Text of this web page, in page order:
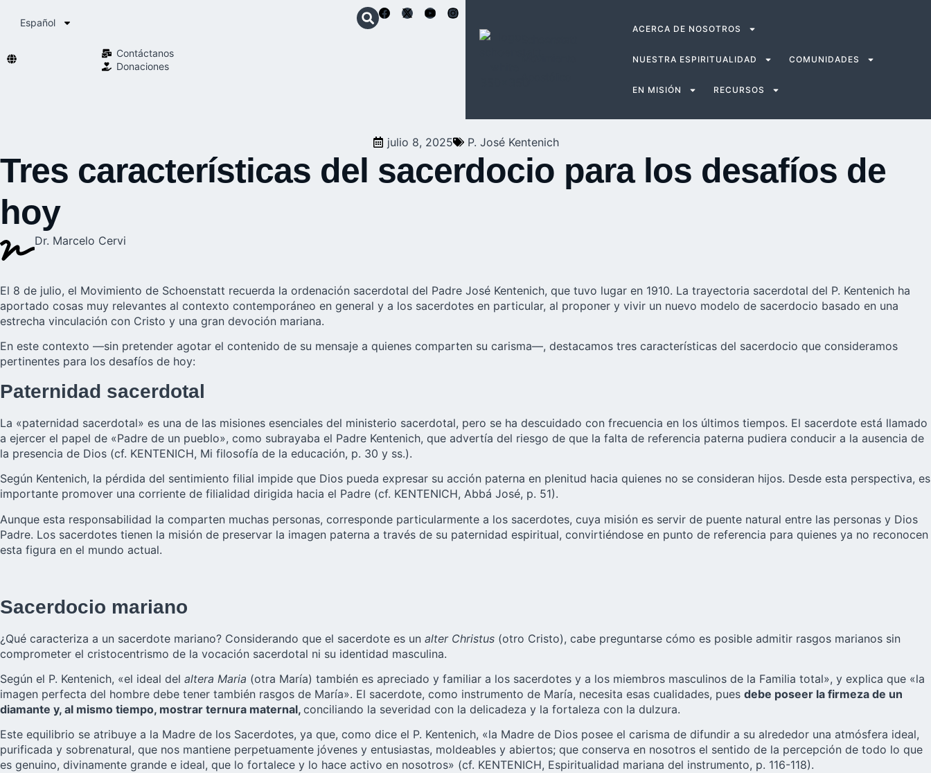
Español
Contáctanos
Donaciones
ACERCA DE NOSOTROS
NUESTRA ESPIRITUALIDAD COMUNIDADES
EN MISIÓN RECURSOS
julio 8, 2025 P. José Kentenich
Tres características del sacerdocio para los desafíos de
hoy
Dr. Marcelo Cervi
El 8 de julio, el Movimiento de Schoenstatt recuerda la ordenación sacerdotal del Padre José Kentenich, que tuvo lugar en 1910. La trayectoria sacerdotal del P. Kentenich ha
aportado cosas muy relevantes al contexto contemporáneo en general y a los sacerdotes en particular, al proponer y vivir un nuevo modelo de sacerdocio basado en una
estrecha vinculación con Cristo y una gran devoción mariana.
En este contexto —sin pretender agotar el contenido de su mensaje a quienes comparten su carisma—, destacamos tres características del sacerdocio que consideramos
pertinentes para los desafíos de hoy:
Paternidad sacerdotal
La «paternidad sacerdotal» es una de las misiones esenciales del ministerio sacerdotal, pero se ha descuidado con frecuencia en los últimos tiempos. El sacerdote está llamado
a ejercer el papel de «Padre de un pueblo», como subrayaba el Padre Kentenich, que advertía del riesgo de que la falta de referencia paterna pudiera conducir a la ausencia de
la presencia de Dios (cf. KENTENICH, Mi filosofía de la educación, p. 30 y ss.).
Según Kentenich, la pérdida del sentimiento filial impide que Dios pueda expresar su acción paterna en plenitud hacia quienes no se consideran hijos. Desde esta perspectiva, es
importante promover una corriente de filialidad dirigida hacia el Padre (cf. KENTENICH, Abbá José, p. 51).
Aunque esta responsabilidad la comparten muchas personas, corresponde particularmente a los sacerdotes, cuya misión es servir de puente natural entre las personas y Dios
Padre. Los sacerdotes tienen la misión de preservar la imagen paterna a través de su paternidad espiritual, convirtiéndose en punto de referencia para quienes ya no reconocen
esta figura en el mundo actual.
Sacerdocio mariano
¿Qué caracteriza a un sacerdote mariano? Considerando que el sacerdote es un alter Christus (otro Cristo), cabe preguntarse cómo es posible admitir rasgos marianos sin
comprometer el cristocentrismo de la vocación sacerdotal ni su identidad masculina.
Según el P. Kentenich, «el ideal del altera Maria (otra María) también es apreciado y familiar a los sacerdotes y a los miembros masculinos de la Familia total», y explica que «la
imagen perfecta del hombre debe tener también rasgos de María». El sacerdote, como instrumento de María, necesita esas cualidades, pues debe poseer la firmeza de un
diamante y, al mismo tiempo, mostrar ternura maternal, conciliando la severidad con la delicadeza y la fortaleza con la dulzura.
Este equilibrio se atribuye a la Madre de los Sacerdotes, ya que, como dice el P. Kentenich, «la Madre de Dios posee el carisma de difundir a su alrededor una atmósfera ideal,
purificada y sobrenatural, que nos mantiene perpetuamente jóvenes y entusiastas, moldeables y abiertos; que conserva en nosotros el sentido de la percepción de todo lo que
es genuino, divinamente grande e ideal, que lo fortalece y lo hace activo en nosotros» (cf. KENTENICH, Espiritualidad mariana del instrumento, p. 116-118).